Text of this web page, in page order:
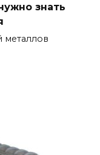
знать
металлов